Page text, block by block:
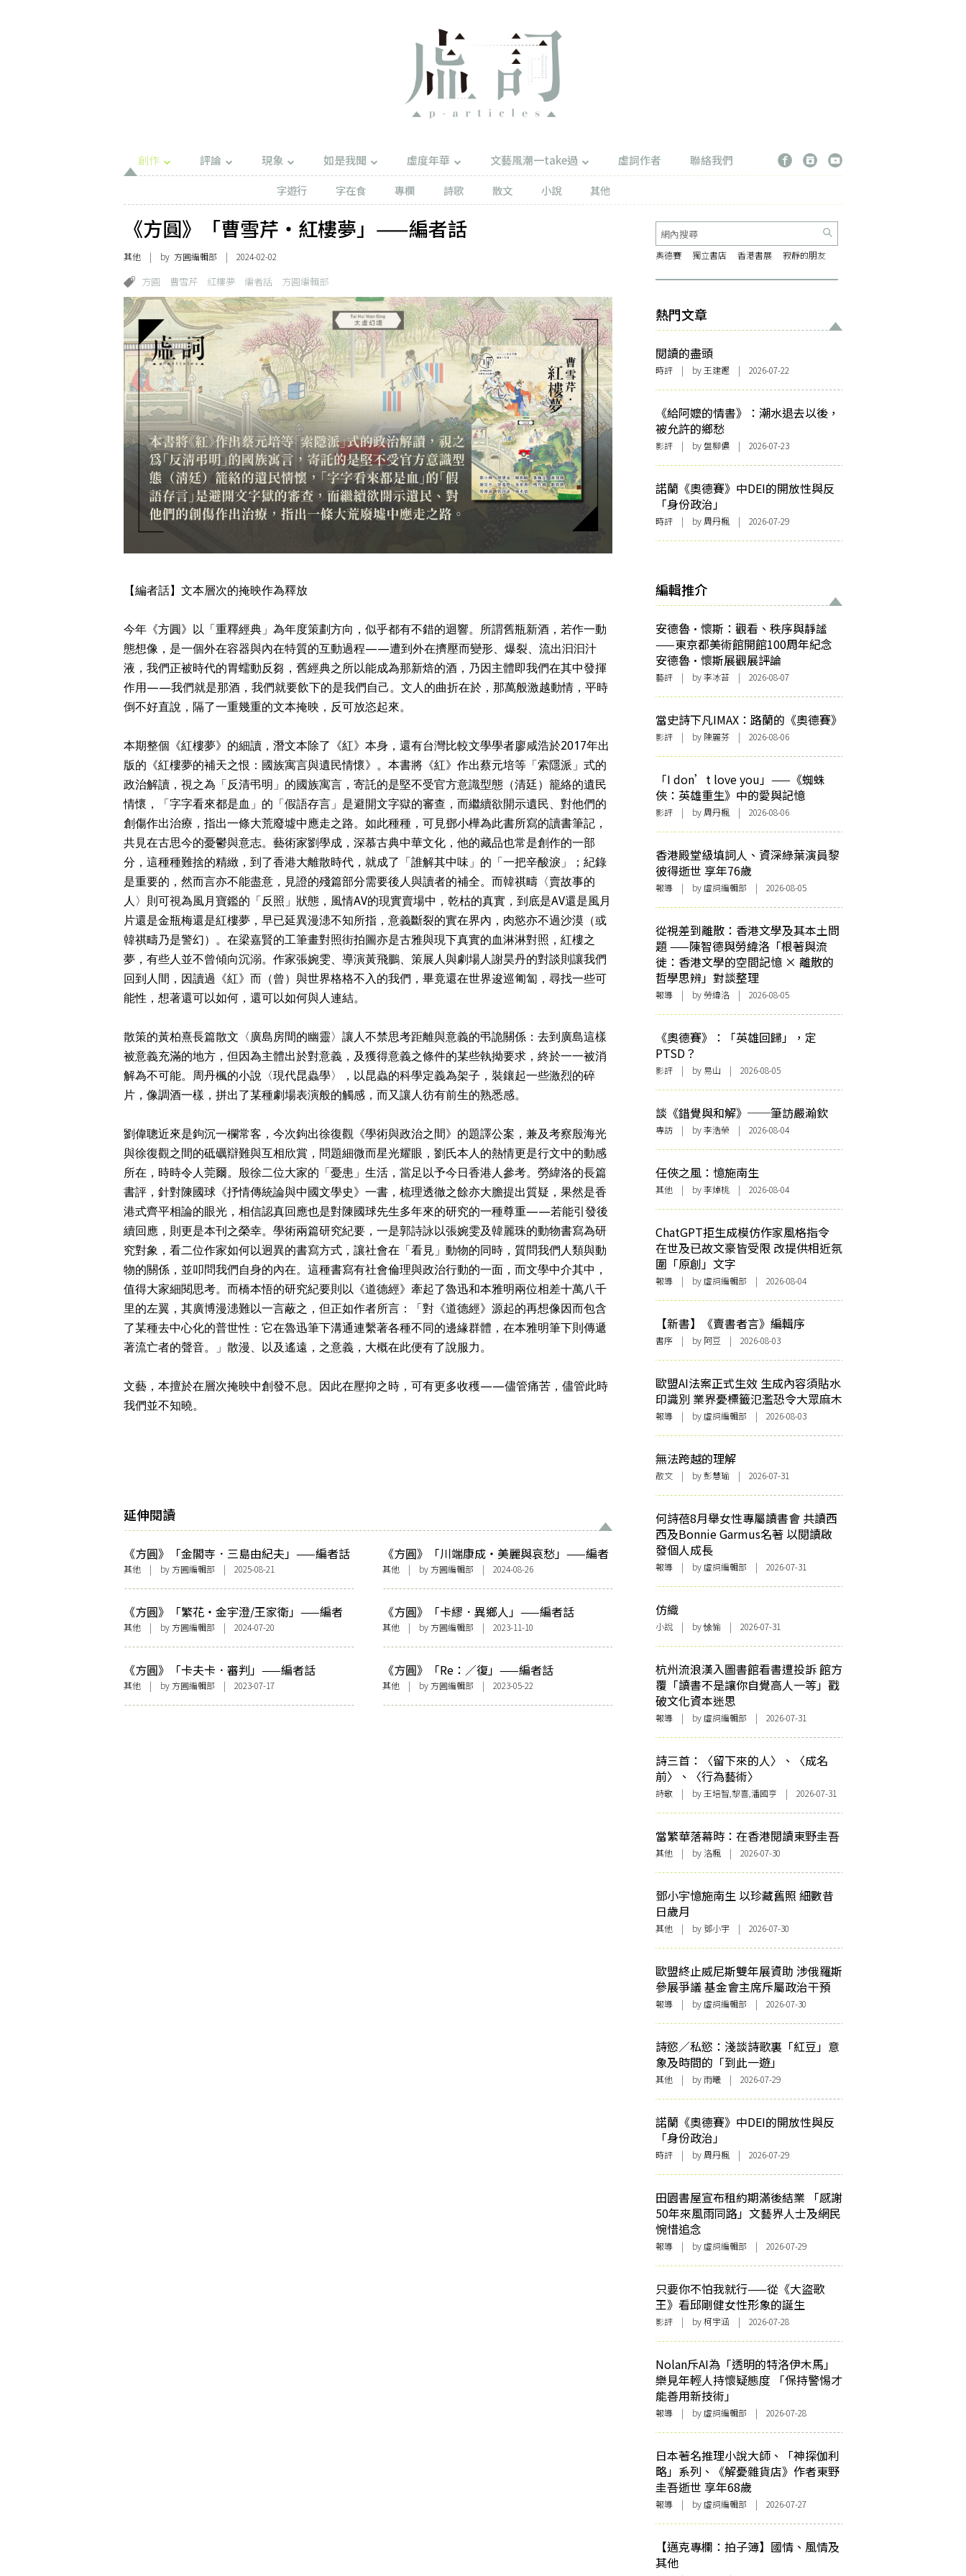
創作 評論 現象 如是我聞 虛度年華 文藝風潮一take過 虛詞作者
聯絡我們
字遊行
字在食 專欄 詩歌 散文 小說 其他
《方圓》「曹雪芹・紅樓夢」——編者話
其他 | by 方圓編輯部 | 2024-02-02
方圓 曹雪芹 紅樓夢 編者話 方圓編輯部
【編者話】文本層次的掩映作為釋放
今年《方圓》以「重釋經典」為年度策劃方向，似乎都有不錯的迴響。所謂舊瓶新酒，若作一動
態想像，是一個外在容器與內在特質的互動過程——遭到外在擠壓而變形、爆裂、流出汩汩汁
液，我們正被時代的胃蠕動反芻，舊經典之所以能成為那新焙的酒，乃因主體即我們在其中發揮
作用——我們就是那酒，我們就要飲下的是我們自己。文人的曲折在於，那萬般激越動情，平時
倒不好直說，隔了一重幾重的文本掩映，反可放恣起來。
本期整個《紅樓夢》的細讀，潛文本除了《紅》本身，還有台灣比較文學學者廖咸浩於2017年出
版的《紅樓夢的補天之恨：國族寓言與遺民情懷》。本書將《紅》作出蔡元培等「索隱派」式的
政治解讀，視之為「反清弔明」的國族寓言，寄託的是堅不受官方意識型態（清廷）籠絡的遺民
情懷，「字字看來都是血」的「假語存言」是避開文字獄的審查，而繼續欲開示遺民、對他們的
創傷作出治療，指出一條大荒廢墟中應走之路。如此種種，可見鄧小樺為此書所寫的讀書筆記，
共見在古思今的憂鬱與意志。藝術家劉學成，深慕古典中華文化，他的藏品也常是創作的一部
分，這種種難捨的精緻，到了香港大離散時代，就成了「誰解其中味」的「一把辛酸淚」；紀錄
是重要的，然而言亦不能盡意，見證的殘篇部分需要後人與讀者的補全。而韓祺疇〈賣故事的
人〉則可視為風月寶鑑的「反照」狀態，風情AV的現實賣場中，乾枯的真實，到底是AV還是風月
片還是金瓶梅還是紅樓夢，早已延異漫漶不知所指，意義斷裂的實在界內，肉慾亦不過沙漠（或
韓祺疇乃是警幻）。在梁嘉賢的工筆畫對照街拍圖亦是古雅與現下真實的血淋淋對照，紅樓之
夢，有些人並不曾傾向沉溺。作家張婉雯、導演黃飛鵬、策展人與劇場人謝昊丹的對談則讓我們
回到人間，因讀過《紅》而（曾）與世界格格不入的我們，畢竟還在世界逡巡匍匐，尋找一些可
能性，想著還可以如何，還可以如何與人連結。
散策的黃柏熹長篇散文〈廣島房間的幽靈〉讓人不禁思考距離與意義的弔詭關係：去到廣島這樣
被意義充滿的地方，但因為主體出於對意義，及獲得意義之條件的某些執拗要求，終於一一被消
解為不可能。周丹楓的小說〈現代昆蟲學〉，以昆蟲的科學定義為架子，裝鑲起一些激烈的碎
片，像調酒一樣，拼出了某種劇場表演般的觸感，而又讓人彷有前生的熟悉感。
劉偉聰近來是鉤沉一欄常客，今次鉤出徐復觀《學術與政治之間》的題譯公案，兼及考察殷海光
與徐復觀之間的砥礪辯難與互相欣賞，問題細微而星光耀眼，劉氏本人的熱情更是行文中的動感
所在，時時令人莞爾。殷徐二位大家的「憂患」生活，當足以予今日香港人參考。勞緯洛的長篇
書評，針對陳國球《抒情傳統論與中國文學史》一書，梳理透徹之餘亦大膽提出質疑，果然是香
港式齊平相論的眼光，相信認真回應也是對陳國球先生多年來的研究的一種尊重——若能引發後
續回應，則更是本刊之榮幸。學術兩篇研究紀要，一是郭詩詠以張婉雯及韓麗珠的動物書寫為研
究對象，看二位作家如何以迥異的書寫方式，讓社會在「看見」動物的同時，質問我們人類與動
物的關係，並叩問我們自身的內在。這種書寫有社會倫理與政治行動的一面，而文學中介其中，
值得大家細閱思考。而橋本悟的研究紀要則以《道德經》牽起了魯迅和本雅明兩位相差十萬八千
里的左翼，其廣博漫漶難以一言蔽之，但正如作者所言：「對《道德經》源起的再想像因而包含
了某種去中心化的普世性：它在魯迅筆下溝通連繫著各種不同的邊緣群體，在本雅明筆下則傳遞
著流亡者的聲音。」散漫、以及遙遠，之意義，大概在此便有了說服力。
文藝，本擅於在層次掩映中創發不息。因此在壓抑之時，可有更多收穫——儘管痛苦，儘管此時
我們並不知曉。
延伸閱讀
《方圓》「金閣寺．三島由紀夫」——編者話
其他 | by 方圓編輯部 | 2025-08-21
《方圓》「川端康成・美麗與哀愁」——編者
話〈哀愁中的美麗中的哀愁……〉
其他 | by 方圓編輯部 | 2024-08-26
《方圓》「繁花・金宇澄/王家衛」——編者
話〈繁花不響，生死有數〉
其他 | by 方圓編輯部 | 2024-07-20
《方圓》「卡繆．異鄉人」——編者話
其他 | by 方圓編輯部 | 2023-11-10
《方圓》「卡夫卡．審判」——編者話
其他 | by 方圓編輯部 | 2023-07-17
《方圓》「Re：／復」——編者話
其他 | by 方圓編輯部 | 2023-05-22
奧德賽 獨立書店 香港書展 寂靜的朋友
熱門文章
閱讀的盡頭
時評 | by 王建鏗 | 2026-07-22
《給阿嬤的情書》：潮水退去以後，
被允許的鄉愁
影評 | by 盤柳儂 | 2026-07-23
諾蘭《奧德賽》中DEI的開放性與反
「身份政治」
時評 | by 周丹楓 | 2026-07-29
編輯推介
安德魯·懷斯：觀看、秩序與靜謐
——東京都美術館開館100周年紀念
安德魯·懷斯展觀展評論
藝評 | by 李冰苔 | 2026-08-07
當史詩下凡IMAX：路蘭的《奧德賽》
影評 | by 陳麗芬 | 2026-08-06
「I don’t love you」——《蜘蛛
俠：英雄重生》中的愛與記憶
影評 | by 周丹楓 | 2026-08-06
香港殿堂級填詞人、資深綠葉演員黎
彼得逝世 享年76歲
報導 | by 虛詞編輯部 | 2026-08-05
從視差到離散：香港文學及其本土問
題 ——陳智德與勞緯洛「根著與流
徙：香港文學的空間記憶 × 離散的
哲學思辨」對談整理
報導 | by 勞緯洛 | 2026-08-05
《奧德賽》：「英雄回歸」，定
PTSD？
影評 | by 易山 | 2026-08-05
談《錯覺與和解》──筆訪嚴瀚欽
專訪 | by 李浩榮 | 2026-08-04
任俠之風：憶施南生
其他 | by 李焯桃 | 2026-08-04
ChatGPT拒生成模仿作家風格指令
在世及已故文豪皆受限 改提供相近氛
圍「原創」文字
報導 | by 虛詞編輯部 | 2026-08-04
【新書】《賣書者言》編輯序
書序 | by 阿豆 | 2026-08-03
歐盟AI法案正式生效 生成內容須貼水
印識別 業界憂標籤氾濫恐令大眾麻木
報導 | by 虛詞編輯部 | 2026-08-03
無法跨越的理解
散文 | by 彭慧瑜 | 2026-07-31
何詩蓓8月舉女性專屬讀書會 共讀西
西及Bonnie Garmus名著 以閱讀啟
發個人成長
報導 | by 虛詞編輯部 | 2026-07-31
仿織
小說 | by 悇愉 | 2026-07-31
杭州流浪漢入圖書館看書遭投訴 館方
覆「讀書不是讓你自覺高人一等」戳
破文化資本迷思
報導 | by 虛詞編輯部 | 2026-07-31
詩三首：〈留下來的人〉、〈成名
前〉、〈行為藝術〉
詩歌 | by 王培智,黎喜,潘國亨 | 2026-07-31
當繁華落幕時：在香港閱讀東野圭吾
其他 | by洛楓 | 2026-07-30
鄧小宇憶施南生 以珍藏舊照 細數昔
日歲月
其他 | by 鄧小宇 | 2026-07-30
歐盟終止威尼斯雙年展資助 涉俄羅斯
參展爭議 基金會主席斥屬政治干預
報導 | by 虛詞編輯部 | 2026-07-30
詩慾／私慾：淺談詩歌裏「紅豆」意
象及時間的「到此一遊」
其他 | by 雨曦 | 2026-07-29
諾蘭《奧德賽》中DEI的開放性與反
「身份政治」
時評 | by 周丹楓 | 2026-07-29
田園書屋宣布租約期滿後結業 「感謝
50年來風雨同路」文藝界人士及網民
惋惜追念
報導 | by 虛詞編輯部 | 2026-07-29
只要你不怕我就行——從《大盜歌
王》看邱剛健女性形象的誕生
影評 | by 柯宇涵 | 2026-07-28
Nolan斥AI為「透明的特洛伊木馬」
樂見年輕人持懷疑態度 「保持警惕才
能善用新技術」
報導 | by 虛詞編輯部 | 2026-07-28
日本著名推理小說大師、「神探伽利
略」系列、《解憂雜貨店》作者東野
圭吾逝世 享年68歲
報導 | by 虛詞編輯部 | 2026-07-27
【邁克專欄：拍子簿】國情、風情及
其他